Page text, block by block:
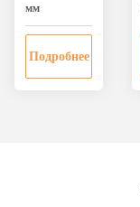
мм
Подробнее